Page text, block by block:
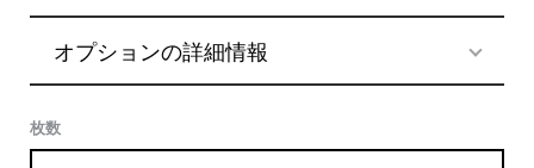
オプションの詳細情報
枚数